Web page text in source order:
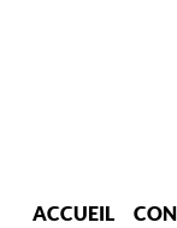
ACCUEIL